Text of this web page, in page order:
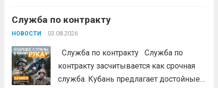
портале: моифинансы.рф
#ЭстафетаМоиФинансы
Служба по контракту
НОВОСТИ 03.08.2026
Служба по контракту Служба по
контракту засчитывается как срочная
служба. Кубань предлагает достойные